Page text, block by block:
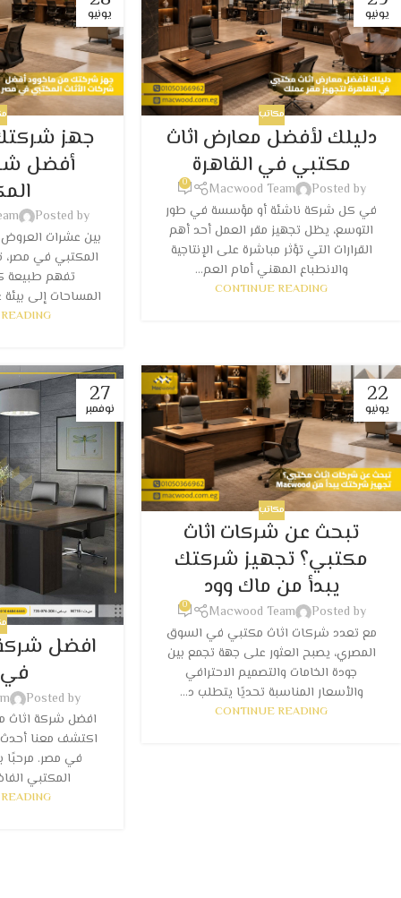
يونيو
مكاتب
دليلك لأفضل معارض اثاث
مكتبي في القاهرة
Posted by
Macwood Team
0
في كل شركة ناشئة أو مؤسسة في طور
التوسع، يظل تجهيز مقر العمل أحد أهم
القرارات التي تؤثر مباشرة على الإنتاجية
والانطباع المهني أمام العم...
CONTINUE READING
يونيو
جهز
أفضل
Posted by
بين عشرات
المكتبي في مصر،
تفهم طبيعة
المساحات إلى
22
يونيو
مكاتب
تبحث عن شركات اثاث
مكتبي؟ تجهيز شركتك
يبدأ من ماك وود
Posted by
Macwood Team
0
مع تعدد شركات اثاث مكتبي في السوق
المصري، يصبح العثور على جهة تجمع بين
جودة الخامات والتصميم الاحترافي
والأسعار المناسبة تحديًا يتطلب د...
CONTINUE READING
27
نوفمبر
افضل
Posted by
اكتشف معنا
في مصر. مرحبًا
المكتبي